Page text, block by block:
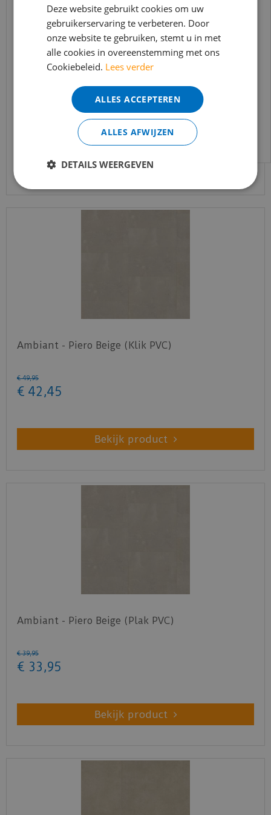
vtwonen - Royal Sun Kissed (Plak PVC)
Bekijk product
Ambiant - Piero Beige (Klik PVC)
€ 49,95
€ 42 ,45
Bekijk product
Ambiant - Piero Beige (Plak PVC)
€ 39,95
€ 33 ,95
Bekijk product
In verband met de vakantie periode zijn wij
t/m 14 augustus telefonisch helaas niet
bereikbaar.
Bestelling worden uiteraard verwerkt
echter iets minder snel dan wat je van ons
gewend bent.
Voor vragen kan je ons bereiken via
info@merkvloerenwinkel.nl
Deze website gebruikt cookies om uw
gebruikerservaring te verbeteren. Door
onze website te gebruiken, stemt u in met
alle cookies in overeenstemming met ons
Cookiebeleid. Lees verder
ALLES ACCEPTEREN
ALLES AFWIJZEN
DETAILS WEERGEVEN